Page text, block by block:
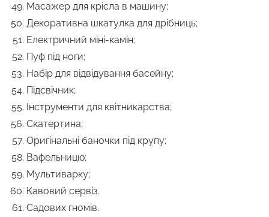
Масажер для крісла в машину;
Декоративна шкатулка для дрібниць;
Електричний міні-камін;
Пуф під ноги;
Набір для відвідування басейну;
Підсвічник;
Інструменти для квітникарства;
Скатертина;
Оригінальні баночки під крупу;
Вафельницю;
Мультиварку;
Кавовий сервіз.
Садових гномів.